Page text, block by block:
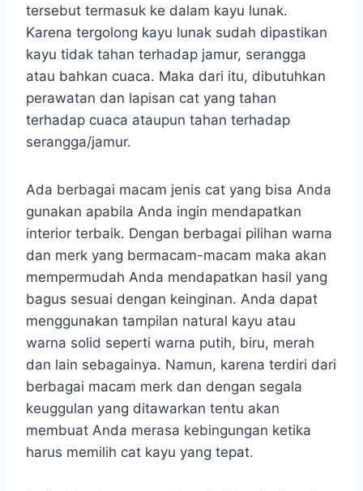
tersebut termasuk ke dalam kayu lunak.
Karena tergolong kayu lunak sudah dipastikan
kayu tidak tahan terhadap jamur, serangga
atau bahkan cuaca. Maka dari itu, dibutuhkan
perawatan dan lapisan cat yang tahan
terhadap cuaca ataupun tahan terhadap
serangga/jamur.
Ada berbagai macam jenis cat yang bisa Anda
gunakan apabila Anda ingin mendapatkan
interior terbaik. Dengan berbagai pilihan warna
dan merk yang bermacam-macam maka akan
mempermudah Anda mendapatkan hasil yang
bagus sesuai dengan keinginan. Anda dapat
menggunakan tampilan natural kayu atau
warna solid seperti warna putih, biru, merah
dan lain sebagainya. Namun, karena terdiri dari
berbagai macam merk dan dengan segala
keuggulan yang ditawarkan tentu akan
membuat Anda merasa kebingungan ketika
harus memilih cat kayu yang tepat.